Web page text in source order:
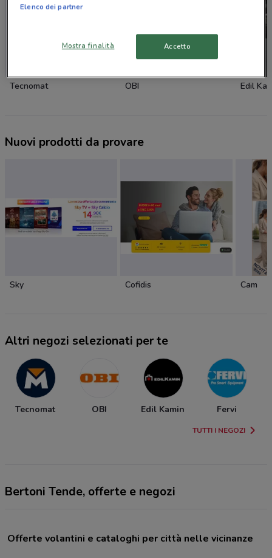
Tecnomat OBI Edil
Nuovi prodotti da provare
Sky Cofidis Cam
Altri negozi selezionati per te
Tecnomat OBI Edil Kamin Fervi
TUTTI I NEGOZI
Bertoni Tende, offerte e negozi
Offerte volantini e cataloghi per città nelle vicinanze
Elenco dei partner
Mostra finalità Accetto